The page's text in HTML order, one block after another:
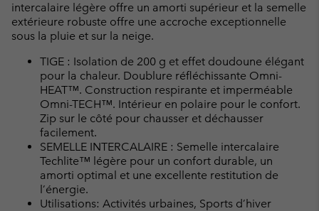
intercalaire légère offre un amorti supérieur et la semelle
extérieure robuste offre une accroche exceptionnelle
sous la pluie et sur la neige.
TIGE : Isolation de 200 g et effet doudoune élégant
pour la chaleur. Doublure réfléchissante Omni-
HEAT™. Construction respirante et imperméable
Omni-TECH™. Intérieur en polaire pour le confort.
Zip sur le côté pour chausser et déchausser
facilement.
SEMELLE INTERCALAIRE : Semelle intercalaire
Techlite™ légère pour un confort durable, un
amorti optimal et une excellente restitution de
l’énergie.
Utilisations: Activités urbaines, Sports d’hiver